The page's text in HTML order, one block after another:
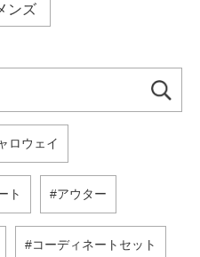
ンズ
ロウェイ
ト アウター
コーディネートセット